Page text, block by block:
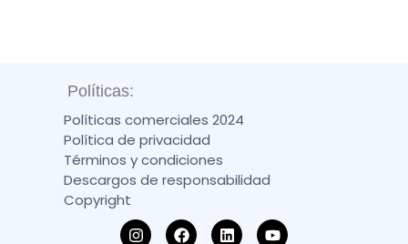
Políticas:
Políticas comerciales 2024
Política de privacidad
Términos y condiciones
Descargos de responsabilidad
Copyright